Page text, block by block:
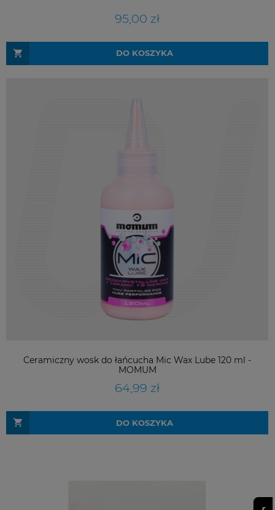
95,00 zł
DO KOSZYKA
Ceramiczny wosk do łańcucha Mic Wax Lube 120 ml -
MOMUM
64,99 zł
DO KOSZYKA